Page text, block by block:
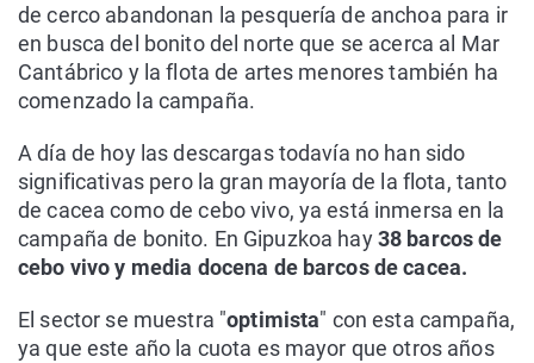
de cerco abandonan la pesquería de anchoa para ir
en busca del bonito del norte que se acerca al Mar
Cantábrico y la flota de artes menores también ha
comenzado la campaña.
A día de hoy las descargas todavía no han sido
significativas pero la gran mayoría de la flota, tanto
de cacea como de cebo vivo, ya está inmersa en la
campaña de bonito. En Gipuzkoa hay38 barcos de
cebo vivo y media docena de barcos de cacea.
El sector se muestra "optimista" con esta campaña,
ya que este año la cuota es mayor que otros años